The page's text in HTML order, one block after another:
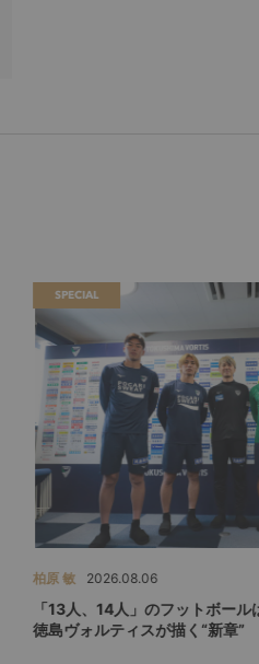
SPECIAL
柏原 敏 2026.08.06
「13人、14人」のフットボー
徳島ヴォルティスが描く“新章”